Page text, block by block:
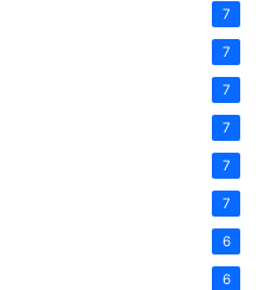
7
7
7
7
7
7
6
6